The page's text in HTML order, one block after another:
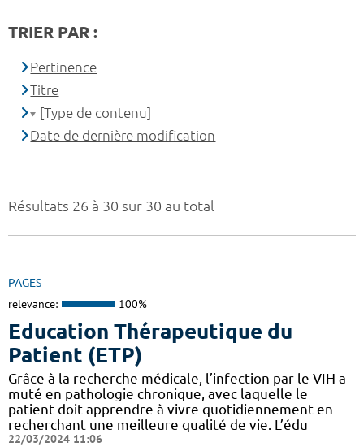
Résultats 26 à 30 sur 30 au total
PAGES
relevance: 100%
Education Thérapeutique du
Patient (ETP)
Grâce à la recherche médicale, l’infection par le VIH a
muté en pathologie chronique, avec laquelle le
patient doit apprendre à vivre quotidiennement en
recherchant une meilleure qualité de vie. L’édu
22/03/2024 11:06
TRIER PAR :
Pertinence
Titre
[Type de contenu]
Date de dernière modification